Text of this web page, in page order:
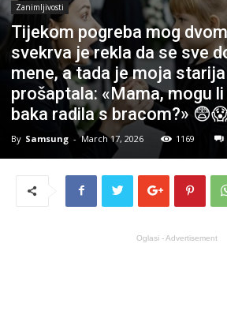
Zanimljivosti
Tijekom pogreba mog
svekrva je rekla da se sve
mene, a tada je moja
prošaptala: «Mama, mogu
baka radila s bracom?»
By Samsung - March 17, 2026 1169
Oglasi - Advertisement